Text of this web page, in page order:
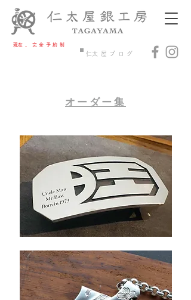
​現在、完全予約制​
​仁太屋ブログ
オーダー集